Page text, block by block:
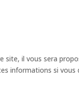
il vous sera
informations si